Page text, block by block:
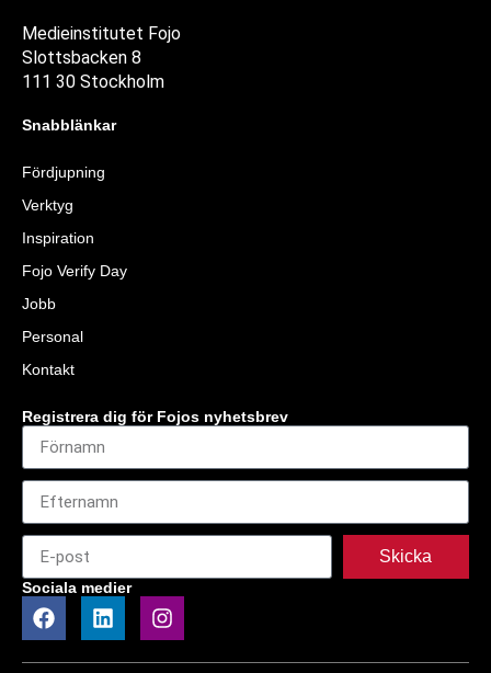
Medieinstitutet Fojo
Slottsbacken 8
111 30 Stockholm
Snabblänkar
Fördjupning
Verktyg
Inspiration
Fojo Verify Day
Jobb
Personal
Kontakt
Registrera dig för Fojos nyhetsbrev
Skicka
Sociala medier